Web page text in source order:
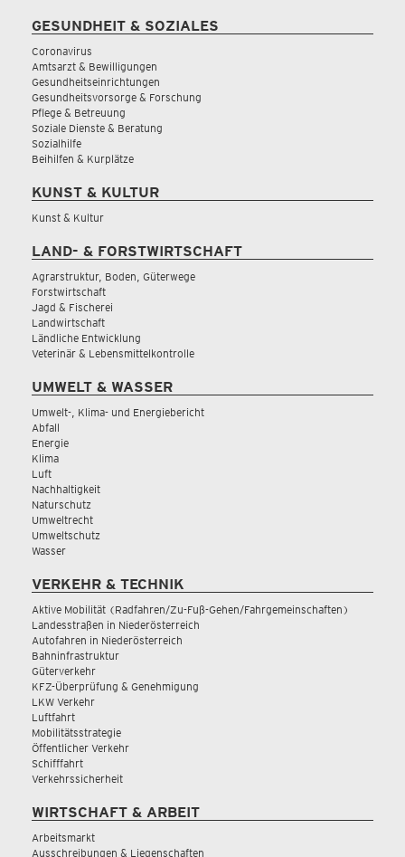
GESUNDHEIT & SOZIALES
Coronavirus
Amtsarzt & Bewilligungen
Gesundheitseinrichtungen
Gesundheitsvorsorge & Forschung
Pflege & Betreuung
Soziale Dienste & Beratung
Sozialhilfe
Beihilfen & Kurplätze
KUNST & KULTUR
Kunst & Kultur
LAND- & FORSTWIRTSCHAFT
Agrarstruktur, Boden, Güterwege
Forstwirtschaft
Jagd & Fischerei
Landwirtschaft
Ländliche Entwicklung
Veterinär & Lebensmittelkontrolle
UMWELT & WASSER
Umwelt-, Klima- und Energiebericht
Abfall
Energie
Klima
Luft
Nachhaltigkeit
Naturschutz
Umweltrecht
Umweltschutz
Wasser
VERKEHR & TECHNIK
Aktive Mobilität (Radfahren/Zu-Fuß-Gehen/Fahrgemeinschaften)
Landesstraßen in Niederösterreich
Autofahren in Niederösterreich
Bahninfrastruktur
Güterverkehr
KFZ-Überprüfung & Genehmigung
LKW Verkehr
Luftfahrt
Mobilitätsstrategie
Öffentlicher Verkehr
Schifffahrt
Verkehrssicherheit
WIRTSCHAFT & ARBEIT
Arbeitsmarkt
Ausschreibungen & Liegenschaften